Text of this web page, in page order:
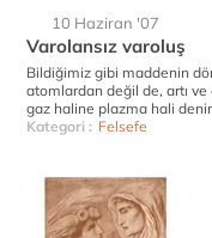
10 Haziran '07
Varolansız varoluş
Bildiğimiz gibi maddenin
atomlardan değil de, artı
gaz haline plazma hali
Kategori : Felsefe